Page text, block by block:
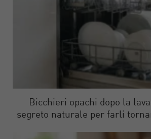
Bicchieri opachi dopo la
segreto naturale per farli